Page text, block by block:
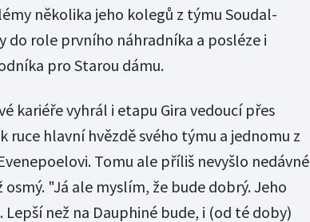
několika jeho kolegů z týmu Soudal-
do role prvního náhradníka a posléze i
pro Starou dámu.
kariéře vyhrál i etapu Gira vedoucí přes
hlavní hvězdě svého týmu a jednomu z
Tomu ale příliš nevyšlo nedávné
"Já ale myslím, že bude dobrý. Jeho
než na Dauphiné bude, i (od té doby)